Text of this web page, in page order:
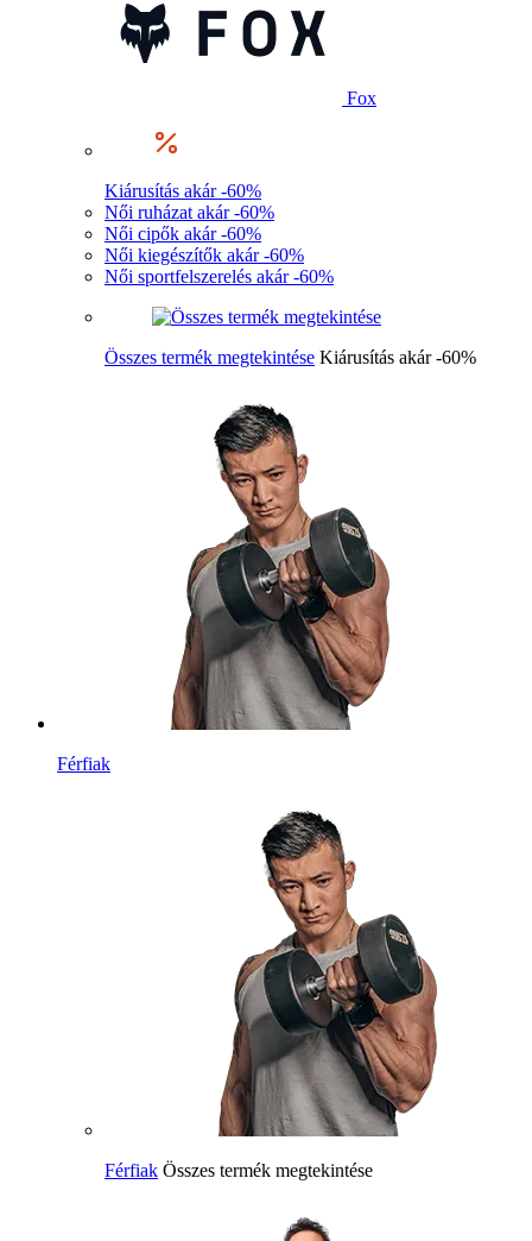
Fox
Kiárusítás akár -60%
Női ruházat akár -60%
Női cipők akár -60%
Női kiegészítők akár -60%
Női sportfelszerelés akár -60%
Összes termék megtekintése Kiárusítás akár -60%
Férfiak
Férfiak Összes termék megtekintése